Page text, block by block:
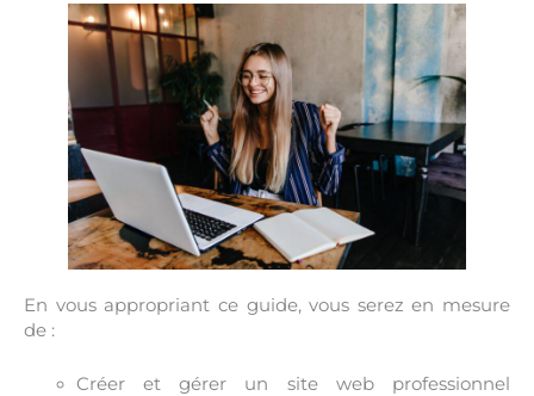
En vous appropriant ce guide, vous serez en mesure
de :
Créer et gérer un site web professionnel